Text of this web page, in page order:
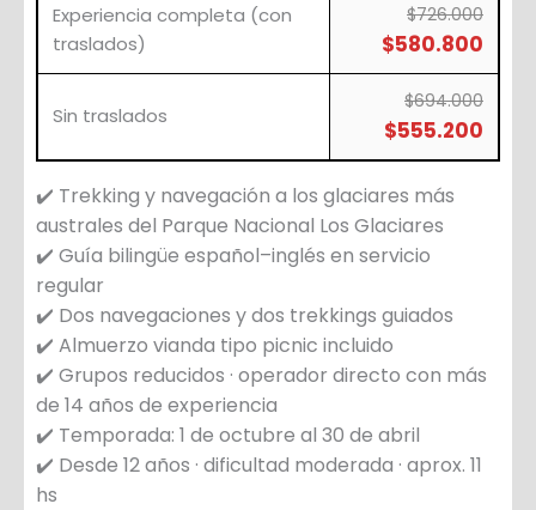
Experiencia completa (con
traslados)
$726.000
$580.800
Sin traslados
$694.000
$555.200
✔️ Trekking y navegación a los glaciares más
australes del Parque Nacional Los Glaciares
✔️ Guía bilingüe español–inglés en servicio
regular
✔️ Dos navegaciones y dos trekkings guiados
✔️ Almuerzo vianda tipo picnic incluido
✔️ Grupos reducidos · operador directo con más
de 14 años de experiencia
✔️ Temporada: 1 de octubre al 30 de abril
✔️ Desde 12 años · dificultad moderada · aprox. 11
hs